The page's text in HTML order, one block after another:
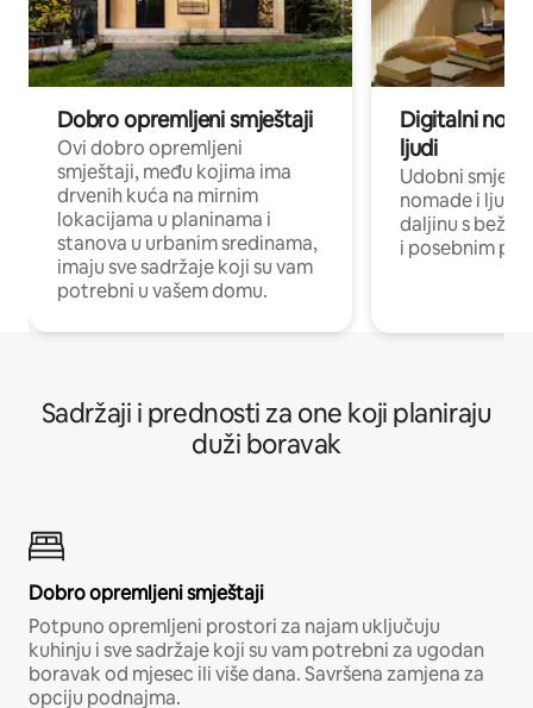
Dobro opremljeni smještaji
Ovi dobro opremljeni
smještaji, među kojima ima
drvenih kuća na mirnim
lokacijama u planinama i
stanova u urbanim sredinama,
imaju sve sadržaje koji su vam
potrebni u vašem domu.
Digitalni
ljudi
Udobni
nomade i ljude
daljinu s
i posebnim
Sadržaji i prednosti za one koji planiraju
duži boravak
Dobro opremljeni smještaji
Potpuno opremljeni prostori za najam uključuju
kuhinju i sve sadržaje koji su vam potrebni za ugodan
boravak od mjesec ili više dana. Savršena zamjena za
opciju podnajma.